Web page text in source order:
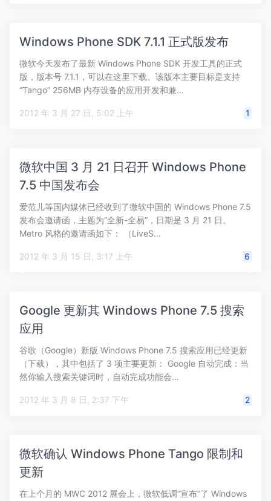
Windows Phone SDK 7.1.1 正式版发布
微软今天发布了最新 Windows Phone SDK 开发工具的正式
版，版本号 7.1.1，可以在这里下载。该版本主要目标是支持
“Tango” 256MB 内存设备的应用开发和兼…
2012 年 3 月 27 日, 5:02 上午 1
微软中国 3 月 21 日召开 Windows Phone
7.5 中国发布会
爱范儿等国内媒体已经收到了微软中国的 Windows Phone 7.5
发布会邀请函，主题为“全新-全易”，日期是 3 月 21 日。
Metro 风格的邀请函如下： （LiveS…
2012 年 3 月 15 日, 3:17 上午 6
Google 更新其 Windows Phone 7.5 搜索
应用
谷歌（Google）新版 Windows Phone 7.5 搜索应用已经更新
（下载），其中包括了 3 项主要更新： Google 自动完成：当
然你输入搜索关键词时，自动完成功能会…
2012 年 3 月 8 日, 2:37 下午 2
微软确认 Windows Phone Tango 限制和
更新
在上个月的 MWC 2012 展会上，微软低调“宣布”了 Windows